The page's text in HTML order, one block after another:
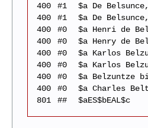
400
#1
$a De
400
#1
$a De
400
#0
$a Henri de
400
#0
$a Henry de
400
#0
$a Karlos
400
#0
$a Karlos
400
#0
$a Belzuntze
400
#0
$a Charles
801
## $aES$bEAL$c